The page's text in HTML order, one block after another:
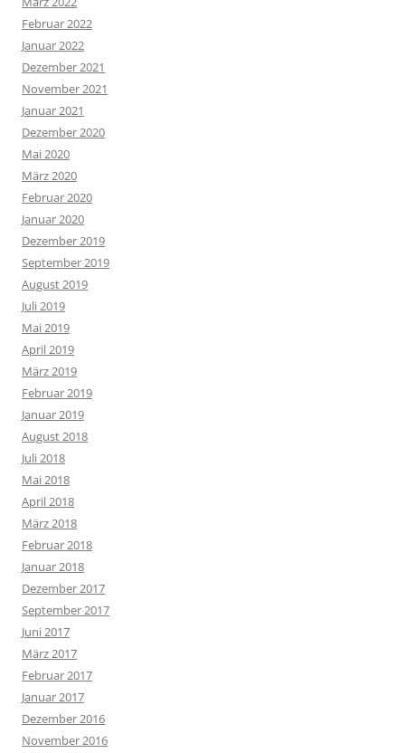
Februar 2022
Januar 2022
Dezember 2021
November 2021
Januar 2021
Dezember 2020
Mai 2020
März 2020
Februar 2020
Januar 2020
Dezember 2019
September 2019
August 2019
Juli 2019
Mai 2019
April 2019
März 2019
Februar 2019
Januar 2019
August 2018
Juli 2018
Mai 2018
April 2018
März 2018
Februar 2018
Januar 2018
Dezember 2017
September 2017
Juni 2017
März 2017
Februar 2017
Januar 2017
Dezember 2016
November 2016